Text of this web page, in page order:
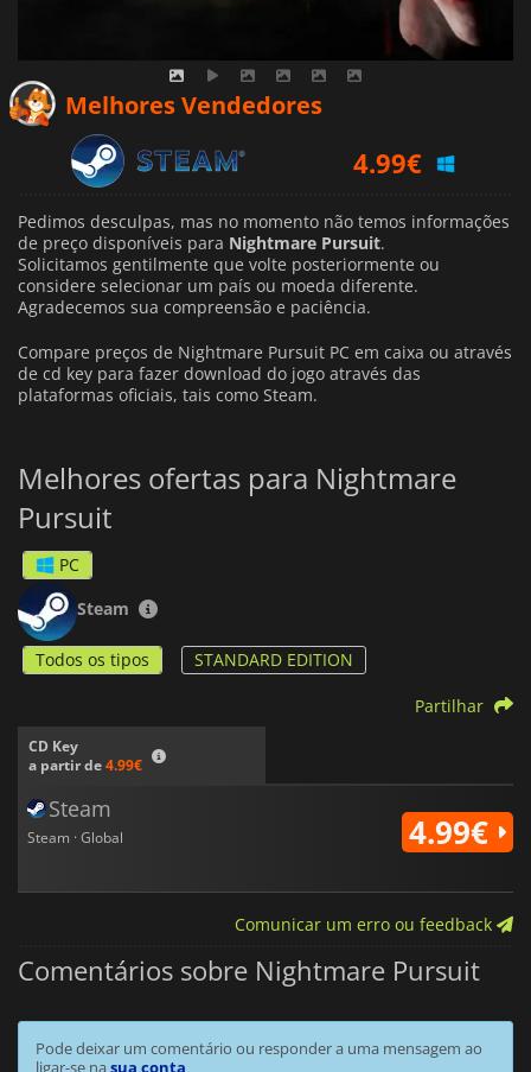
Melhores Vendedores
4.99€
Pedimos desculpas, mas no momento não temos informações
de preço disponíveis para Nightmare Pursuit.
Solicitamos gentilmente que volte posteriormente ou
considere selecionar um país ou moeda diferente.
Agradecemos sua compreensão e paciência.
Compare preços de Nightmare Pursuit PC em caixa ou através
de cd key para fazer download do jogo através das
plataformas oficiais, tais como Steam.
Melhores ofertas para Nightmare
Pursuit
PC
Steam
Todos os tipos STANDARD EDITION
CD Key
a partir de4.99€
Partilhar
Steam
Steam · Global 4.99€
Comunicar um erro ou feedback
Comentários sobre Nightmare Pursuit
Pode deixar um comentário ou responder a uma mensagem ao
ligar-se nasua conta